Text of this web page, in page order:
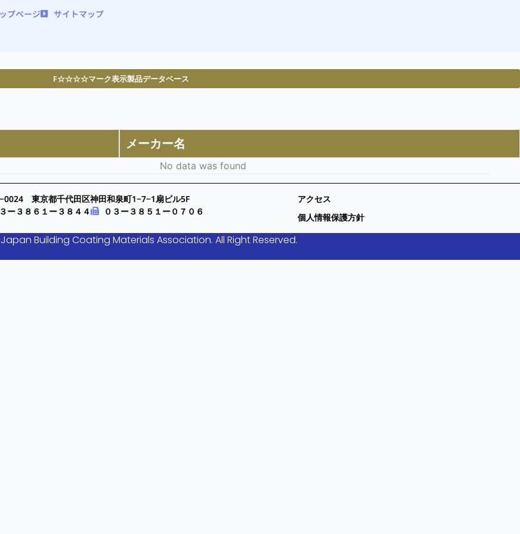
プページ サイトマップ
F☆☆☆☆マーク表示製品データベース
メーカー名
No data was found
東京都千代田区神田和泉町1−7−1扇ビル5F
ー３８６１ー３８４４
０３ー３８５１ー０７０６
アクセス
個人情報保護方針
Building Coating Materials Association. All Right Reserved.